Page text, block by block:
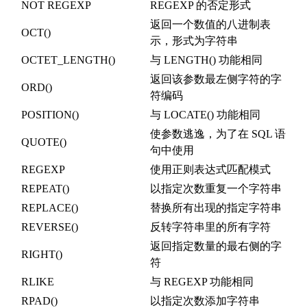
NOT REGEXP
REGEXP 的否定形式
OCT()
返回一个数值的八进制表
示，形式为字符串
OCTET_LENGTH()
与 LENGTH() 功能相同
ORD()
返回该参数最左侧字符的字
符编码
POSITION()
与 LOCATE() 功能相同
QUOTE()
使参数逃逸，为了在 SQL 语
句中使用
REGEXP
使用正则表达式匹配模式
REPEAT()
以指定次数重复一个字符串
REPLACE()
替换所有出现的指定字符串
REVERSE()
反转字符串里的所有字符
RIGHT()
返回指定数量的最右侧的字
符
RLIKE
与 REGEXP 功能相同
RPAD()
以指定次数添加字符串